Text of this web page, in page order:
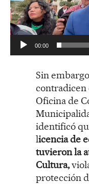
d
u
c
o
00:00
Sin
Oficina de
identificó
licencia de
tuvieron la
Cultura,
protección